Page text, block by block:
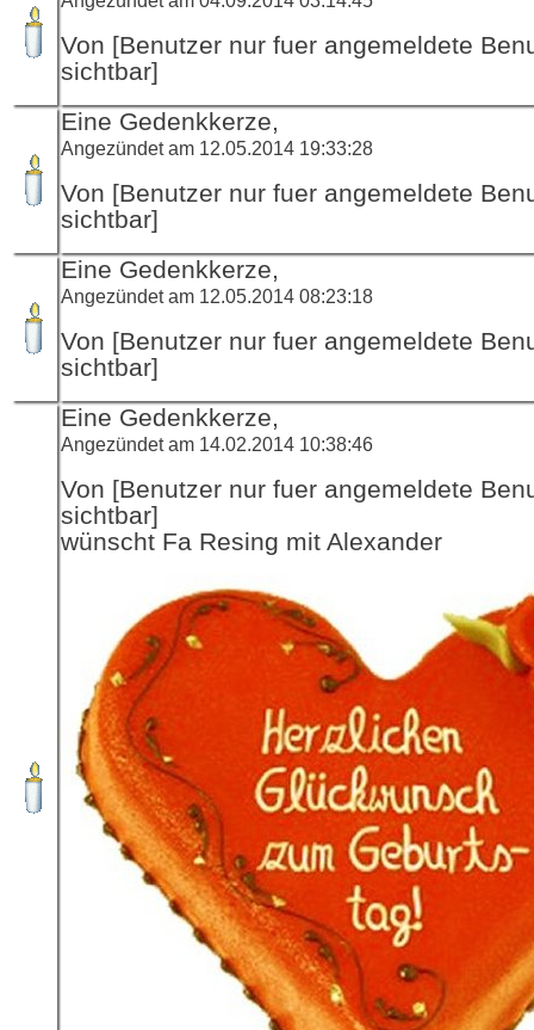
Von [Benutzer nur fuer angemeldete
sichtbar]
Eine Gedenkkerze,
Angezündet am 12.05.2014 19:33:28
Von [Benutzer nur fuer angemeldete
sichtbar]
Eine Gedenkkerze,
Angezündet am 12.05.2014 08:23:18
Von [Benutzer nur fuer angemeldete
sichtbar]
Eine Gedenkkerze,
Angezündet am 14.02.2014 10:38:46
Von [Benutzer nur fuer angemeldete
sichtbar]
wünscht Fa Resing mit Alexander